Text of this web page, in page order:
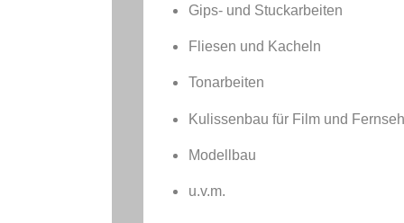
Gips- und Stuckarbeiten
Fliesen und Kacheln
Tonarbeiten
Kulissenbau für Film und
Modellbau
u.v.m.